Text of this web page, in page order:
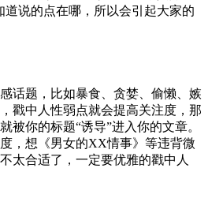
道说的点在哪，所以会引起大家的
话题，比如暴食、贪婪、偷懒、嫉
戳中人性弱点就会提高关注度，那
被你的标题“诱导”进入你的文章。
，想《男女的XX情事》等违背微
太合适了，一定要优雅的戳中人